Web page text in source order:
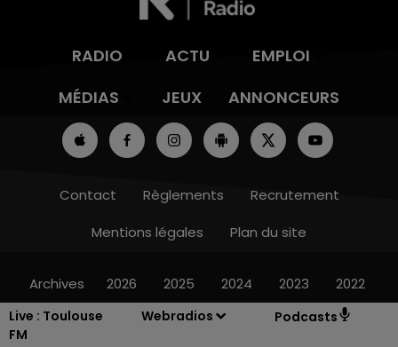
Live : Toulouse
FM
Webradios Podcasts
RADIO ACTU
EMPLOI
MÉDIAS
JEUX ANNONCEURS
Contact Règlements
Recrutement
Mentions légales
Plan du site
Archives 2026 2025 2024 2023 2022